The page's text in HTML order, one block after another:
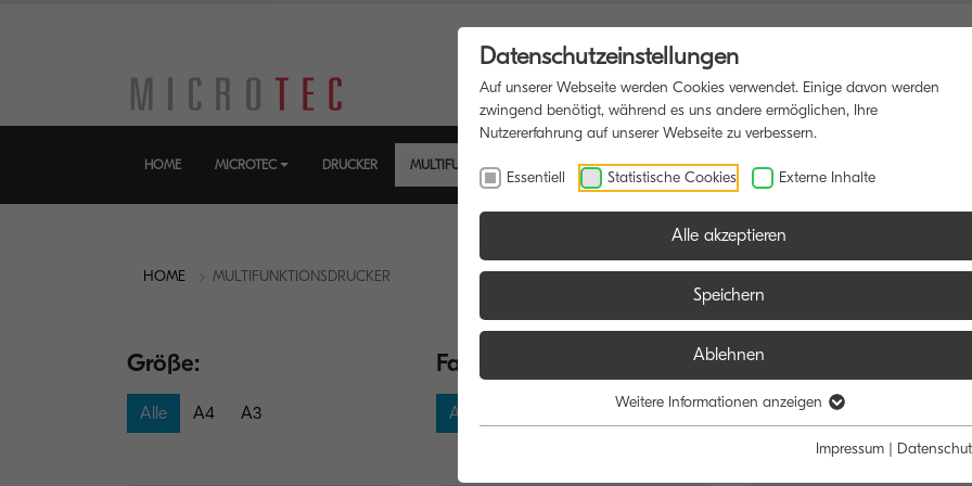
HOME MICROTEC DRUCKER MULTIFUNKTIONSDRUCKER SOFTWARE BLOG
HOME MULTIFUNKTIONSDRUCKER
Größe:
Alle A4 A3
Farbe:
Alle Farbe
Funktion:
Alle Scan
Datenschutzeinstellungen
Auf unserer Webseite werden Cookies verwendet. Einige davon werden
zwingend benötigt, während es uns andere ermöglichen, Ihre
Nutzererfahrung auf unserer Webseite zu verbessern.
Essentiell Statistische Cookies Externe Inhalte
Alle akzeptieren
Speichern
Ablehnen
Weitere Informationen anzeigen
Impressum |